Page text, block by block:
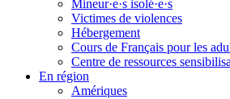
Mineur·e·s isolé·e·s
Victimes de violences
Hébergement
Cours de Français pour les
Centre de ressources
En région
Amériques